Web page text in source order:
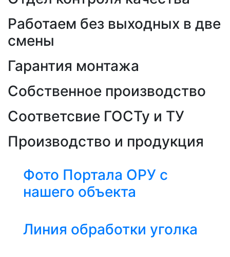
Работаем без выходных в две
смены
Гарантия монтажа
Собственное производство
Соответсвие ГОСТу и ТУ
Производство и продукция
Фото Портала ОРУ с
нашего объекта
Линия обработки уголка